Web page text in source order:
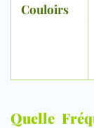
Couloirs
Quelle